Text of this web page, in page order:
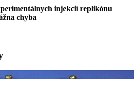
injekcií replikónu
chyba